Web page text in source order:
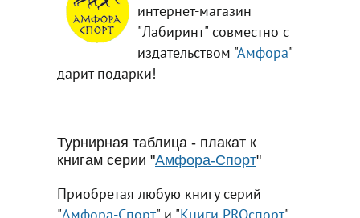
интернет-магазин
"Лабиринт" совместно с
издательством "Амфора"
дарит подарки!
Турнирная таблица - плакат к
книгам серии "Амфора-Спорт"
Приобретая любую книгу серий
"Амфора-Спорт" и "Книги PROспорт",